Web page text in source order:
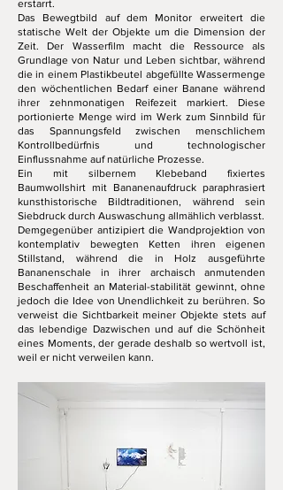
erstarrt.
Das Bewegtbild auf dem Monitor erweitert die
statische Welt der Objekte um die Dimension der
Zeit. Der Wasserfilm macht die Ressource als
Grundlage von Natur und Leben sichtbar, während
die in einem Plastikbeutel abgefüllte Wassermenge
den wöchentlichen Bedarf einer Banane während
ihrer zehnmonatigen Reifezeit markiert. Diese
portionierte Menge wird im Werk zum Sinnbild für
das Spannungsfeld zwischen menschlichem
Kontrollbedürfnis und technologischer
Einflussnahme auf natürliche Prozesse.
Ein mit silbernem Klebeband fixiertes
Baumwollshirt mit Bananenaufdruck paraphrasiert
kunsthistorische Bildtraditionen, während sein
Siebdruck durch Auswaschung allmählich verblasst.
Demgegenüber antizipiert die Wandprojektion von
kontemplativ bewegten Ketten ihren eigenen
Stillstand, während die in Holz ausgeführte
Bananenschale in ihrer archaisch anmutenden
Beschaffenheit an Material-stabilität gewinnt, ohne
jedoch die Idee von Unendlichkeit zu berühren. So
verweist die Sichtbarkeit meiner Objekte stets auf
das lebendige Dazwischen und auf die Schönheit
eines Moments, der gerade deshalb so wertvoll ist,
weil er nicht verweilen kann.